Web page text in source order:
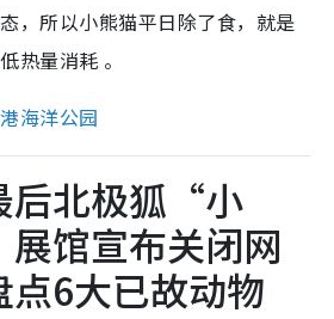
，所以小熊猫平日除了食，就是
热量消耗 。
海洋公园
后北极狐“小
馆宣布关闭网
点6大已故动物